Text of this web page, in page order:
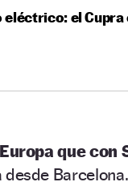
eléctrico: el
que con
Barcelona.